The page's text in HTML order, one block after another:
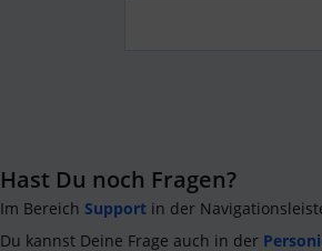
Hast Du noch Fragen?
Im Bereich Support in der
Du kannst Deine Frage auch in der